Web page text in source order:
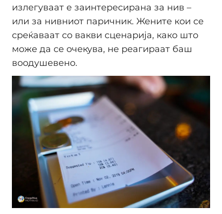
излегуваат е заинтересирана за нив –
или за нивниот паричник. Жените кои се
среќаваат со вакви сценарија, како што
може да се очекува, не реагираат баш
воодушевено.